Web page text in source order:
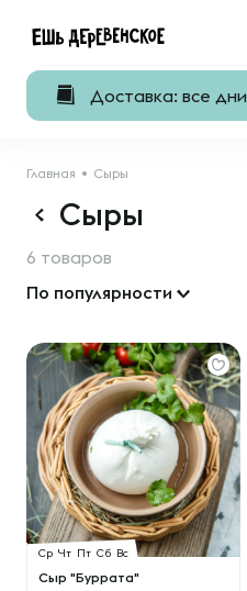
Доставка: все дни
Главная Сыры
Сыры
6 товаров
По популярности
Ср Чт Пт Сб Вс
Сыр "Буррата"